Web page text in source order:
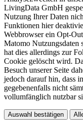
LivingData GmbH
Nutzung Ihrer Daten
Funktionen hier
Webbrowser ein Opt-
Matomo Nutzungsdaten
hat dies allerdings zur
Cookie gelöscht wird.
Besuch unserer Seite
jedoch darauf hin, dass
gegebenenfalls nicht
vollumfänglich nutzbar
Auswahl bestätigen